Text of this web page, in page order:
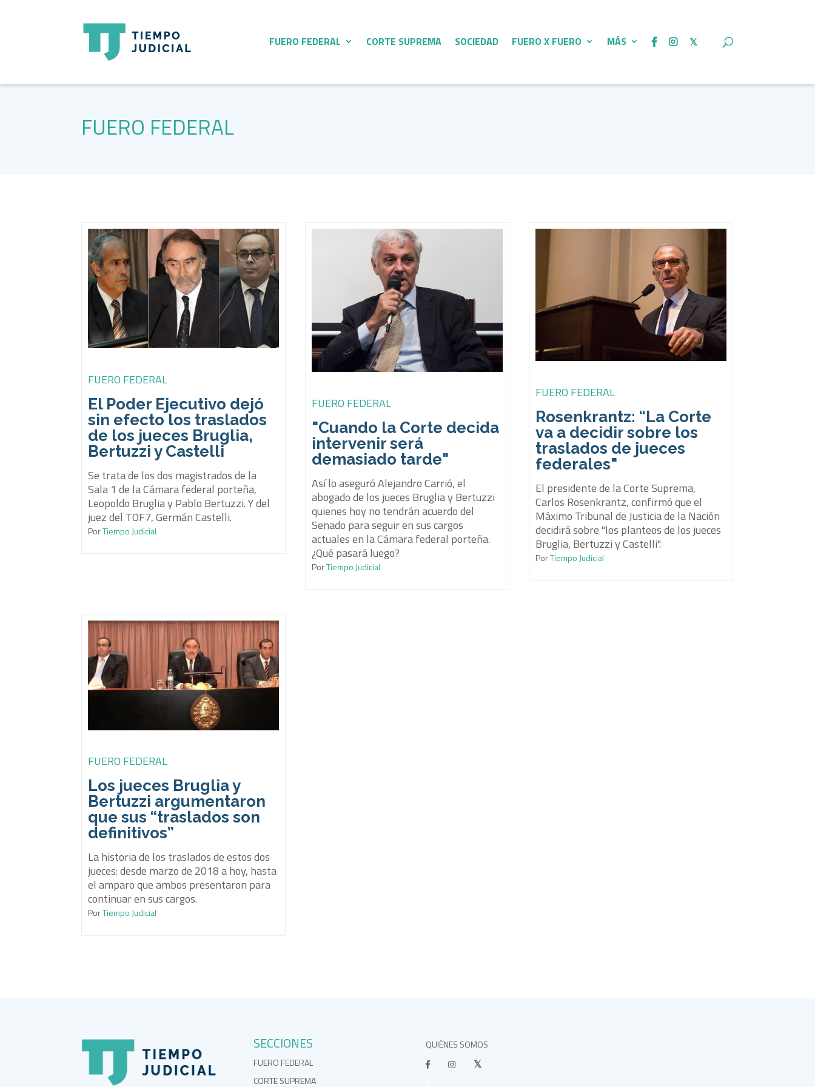
FUERO FEDERAL CORTE SUPREMA SOCIEDAD FUERO X FUERO MÁS
FUERO FEDERAL
FUERO FEDERAL
El Poder Ejecutivo dejó
sin efecto los traslados
de los jueces Bruglia,
Bertuzzi y Castelli
Se trata de los dos magistrados de la
Sala 1 de la Cámara federal porteña,
Leopoldo Bruglia y Pablo Bertuzzi. Y del
juez del TOF7, Germán Castelli.
PorTiempo Judicial
FUERO FEDERAL
"Cuando la Corte decida
intervenir será
demasiado tarde"
Así lo aseguró Alejandro Carrió, el
abogado de los jueces Bruglia y Bertuzzi
quienes hoy no tendrán acuerdo del
Senado para seguir en sus cargos
actuales en la Cámara federal porteña.
¿Qué pasará luego?
PorTiempo Judicial
FUERO FEDERAL
Rosenkrantz: “La Corte
va a decidir sobre los
traslados de jueces
federales"
El presidente de la Corte Suprema,
Carlos Rosenkrantz, confirmó que el
Máximo Tribunal de Justicia de la Nación
decidirá sobre "los planteos de los jueces
Bruglia, Bertuzzi y Castelli".
PorTiempo Judicial
FUERO FEDERAL
Los jueces Bruglia y
Bertuzzi argumentaron
que sus “traslados son
definitivos”
La historia de los traslados de estos dos
jueces: desde marzo de 2018 a hoy, hasta
el amparo que ambos presentaron para
continuar en sus cargos.
PorTiempo Judicial
SECCIONES
FUERO FEDERAL
CORTE SUPREMA
QUIÉNES SOMOS